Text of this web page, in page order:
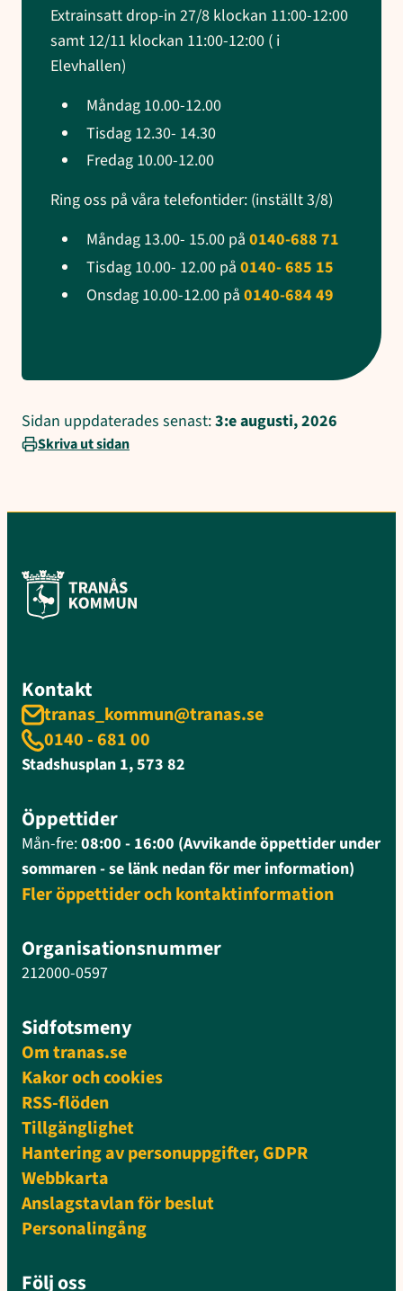
Extrainsatt drop-in 27/8 klockan 11:00-12:00
samt 12/11 klockan 11:00-12:00 ( i
Elevhallen)
Måndag 10.00-12.00
Tisdag 12.30- 14.30
Fredag 10.00-12.00
Ring oss på våra telefontider: (inställt 3/8)
Måndag 13.00- 15.00 på 0140-688 71
Tisdag 10.00- 12.00 på 0140- 685 15
Onsdag 10.00-12.00 på 0140-684 49
Sidan uppdaterades senast:3:e augusti, 2026
Skriva ut sidan
Kontakt
tranas_kommun@tranas.se
0140 - 681 00
Stadshusplan 1, 573 82
Öppettider
Mån-fre:08:00 - 16:00 (Avvikande öppettider under
sommaren - se länk nedan för mer information)
Fler öppettider och kontaktinformation
Organisationsnummer
212000-0597
Sidfotsmeny
Om tranas.se
Kakor och cookies
RSS-flöden
Tillgänglighet
Hantering av personuppgifter, GDPR
Webbkarta
Anslagstavlan för beslut
Personalingång
Följ oss